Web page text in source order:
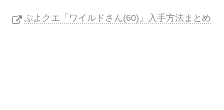
ぷよクエ「ワイルドさん(60)」入手方法まとめ